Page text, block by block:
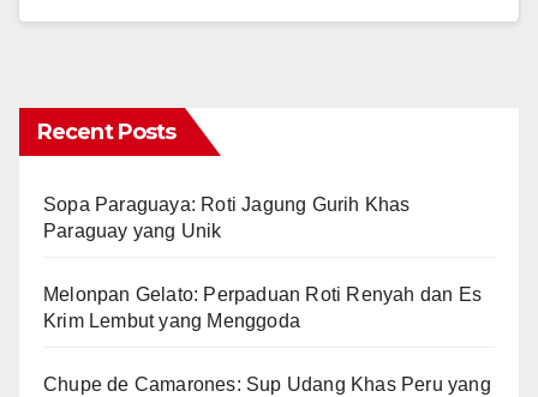
Recent Posts
Sopa Paraguaya: Roti Jagung Gurih Khas
Paraguay yang Unik
Melonpan Gelato: Perpaduan Roti Renyah dan Es
Krim Lembut yang Menggoda
Chupe de Camarones: Sup Udang Khas Peru yang